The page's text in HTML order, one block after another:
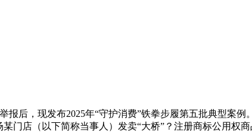
，现发布2025年“守护消费”铁拳步履第五批典型案例
门店（以下简称当事人）发卖“大桥”？注册商标公用权